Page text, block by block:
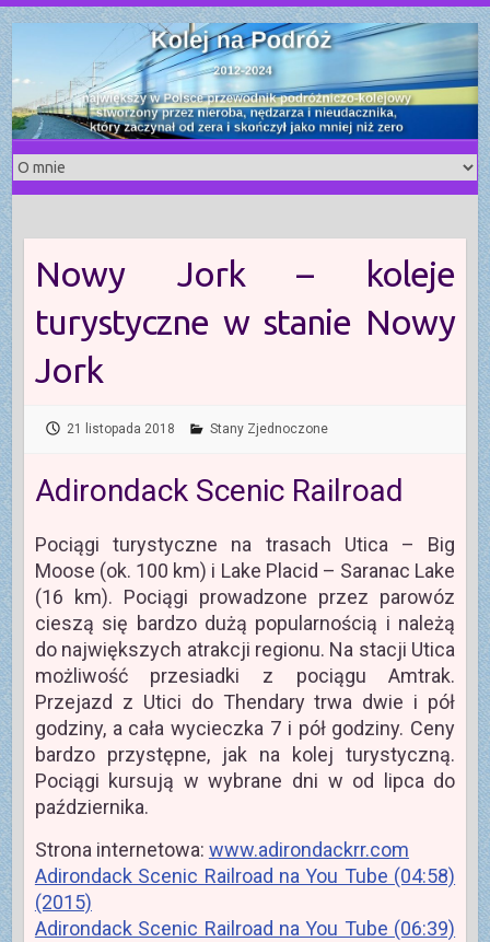
S
k
i
p
t
o
c
o
n
t
e
n
t
Nowy Jork – koleje
turystyczne w stanie Nowy
Jork
21 listopada 2018 Stany Zjednoczone
Adirondack Scenic Railroad
Pociągi turystyczne na trasach Utica – Big
Moose (ok. 100 km) i Lake Placid – Saranac Lake
(16 km). Pociągi prowadzone przez parowóz
cieszą się bardzo dużą popularnością i należą
do największych atrakcji regionu. Na stacji Utica
możliwość przesiadki z pociągu Amtrak.
Przejazd z Utici do Thendary trwa dwie i pół
godziny, a cała wycieczka 7 i pół godziny. Ceny
bardzo przystępne, jak na kolej turystyczną.
Pociągi kursują w wybrane dni w od lipca do
października.
Strona internetowa: www.adirondackrr.com
Adirondack Scenic Railroad na You Tube (04:58)
(2015)
Adirondack Scenic Railroad na You Tube (06:39)